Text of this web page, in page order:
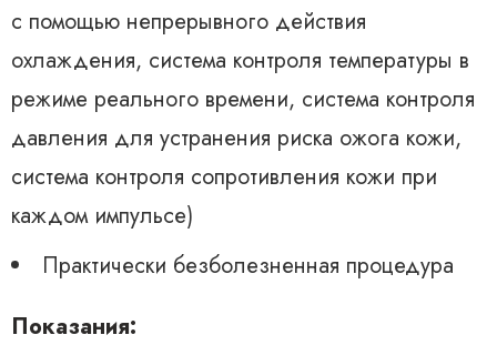
с помощью непрерывного действия
охлаждения, система контроля температуры в
режиме реального времени, система контроля
давления для устранения риска ожога кожи,
система контроля сопротивления кожи при
каждом импульсе)
Практически безболезненная процедура
Показания: